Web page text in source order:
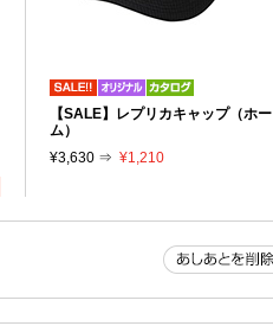
【SALE】レプリカキャップ（ホー
ム）
¥3,630 ⇒ ¥1,210